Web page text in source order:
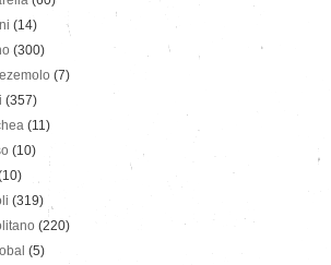
(14)
(300)
(7)
(357)
(11)
(10)
(319)
(220)
(5)